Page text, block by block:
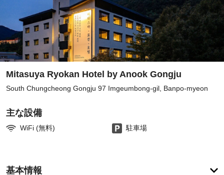
Mitasuya Ryokan Hotel by Anook Gongju
South Chungcheong Gongju 97 Imgeumbong-gil, Banpo-myeon
主な設備
WiFi (無料) 駐車場
基本情報
室